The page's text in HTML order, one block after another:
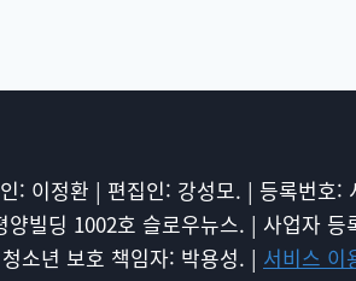
: 이정환 | 편집인: 강성모. | 등록번호:
양빌딩 1002호 슬로우뉴스. | 사업
소년 보호 책임자: 박용성. | 서비스 이